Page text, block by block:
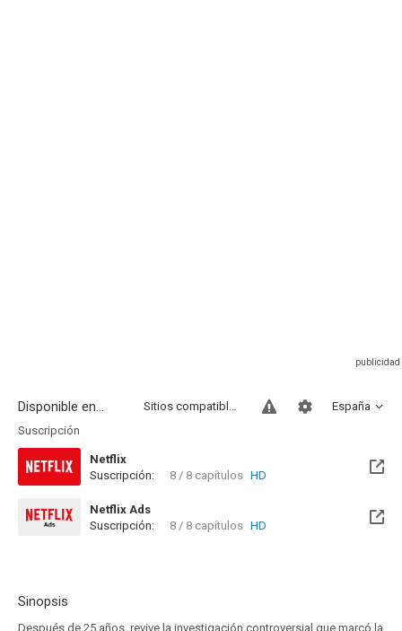
Disponible en... España
Sitios compatibles
Suscripción
Netflix
Suscripción:
8 / 8 capítulos HD
Netflix Ads
Suscripción:
8 / 8 capítulos HD
Sinopsis
Después de 25 años, revive la investigación controversial que marcó la